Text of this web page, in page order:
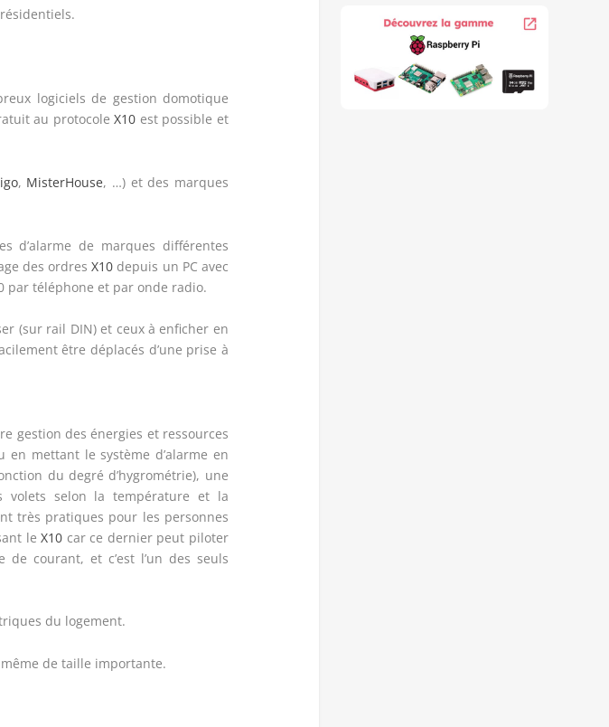
logiciels de gestion domotique
au protocoleX10 est possible et
, MisterHouse, …) et des marques
d’alarme de marques différentes
des ordresX10 depuis un PC avec
par téléphone et par onde radio.
(sur rail DIN) et ceux à enficher en
être déplacés d’une prise à
gestion des énergies et ressources
mettant le système d’alarme en
du degré d’hygrométrie), une
volets selon la température et la
très pratiques pour les personnes
leX10 car ce dernier peut piloter
courant, et c’est l’un des seuls
du logement.
de taille importante.